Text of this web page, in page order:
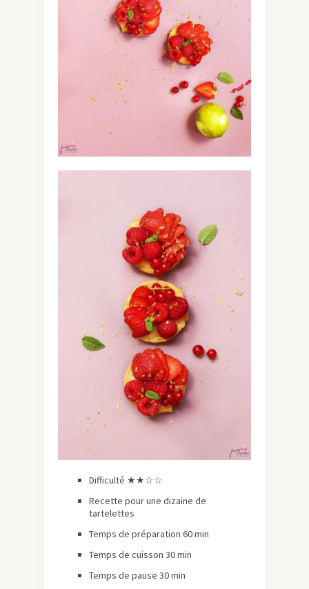
Difficulté ★★☆☆
Recette pour une dizaine de
tartelettes
Temps de préparation 60 min
Temps de cuisson 30 min
Temps de pause 30 min